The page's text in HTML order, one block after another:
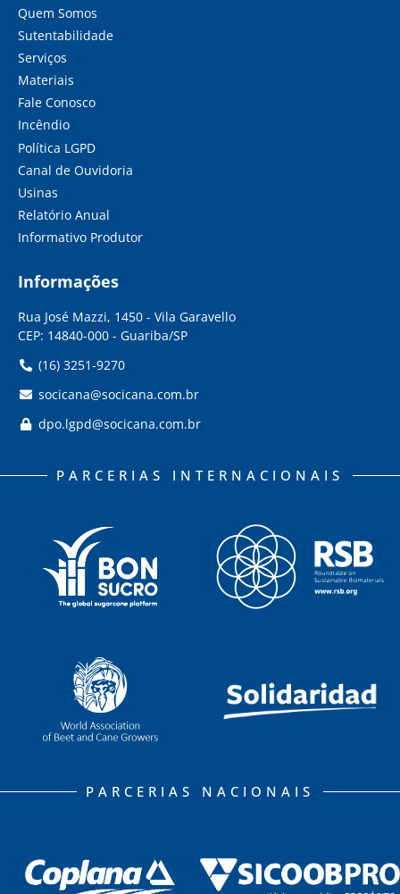
Quem Somos
Sutentabilidade
Serviços
Materiais
Fale Conosco
Incêndio
Política LGPD
Canal de Ouvidoria
Usinas
Relatório Anual
Informativo Produtor
Informações
Rua José Mazzi, 1450 - Vila Garavello
CEP: 14840-000 - Guariba/SP
(16) 3251-9270
socicana@socicana.com.br
dpo.lgpd@socicana.com.br
PARCERIAS INTERNACIONAIS
PARCERIAS NACIONAIS